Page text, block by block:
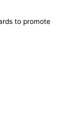
to promote